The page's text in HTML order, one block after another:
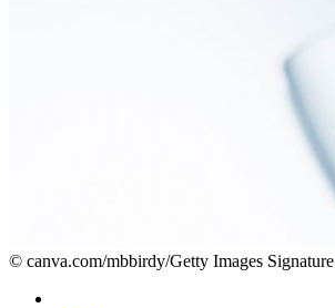
© canva.com/mbbirdy/Getty Images Signature